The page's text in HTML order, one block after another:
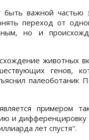
важной частью
переход от
но и
животных
генов,
палеоботаник
примером
и дифференцировку
лет спустя".